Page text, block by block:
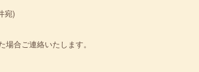
宛)
合ご連絡いたします。